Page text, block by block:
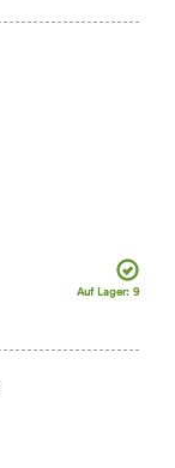
Auf Lager: 9